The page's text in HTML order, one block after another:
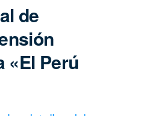
de
«El Perú